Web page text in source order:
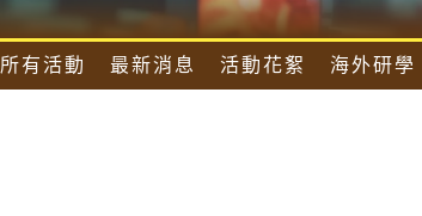
所有活動 最新消息 活動花絮 海外研學